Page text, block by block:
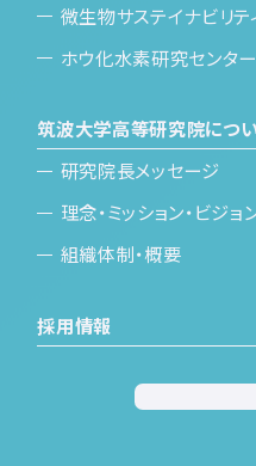
微生物サステイナビリテ
ホウ化水素研究センター
筑波大学高等研究院につ
研究院長メッセージ
理念・ミッション・ビジョ
組織体制・概要
採用情報